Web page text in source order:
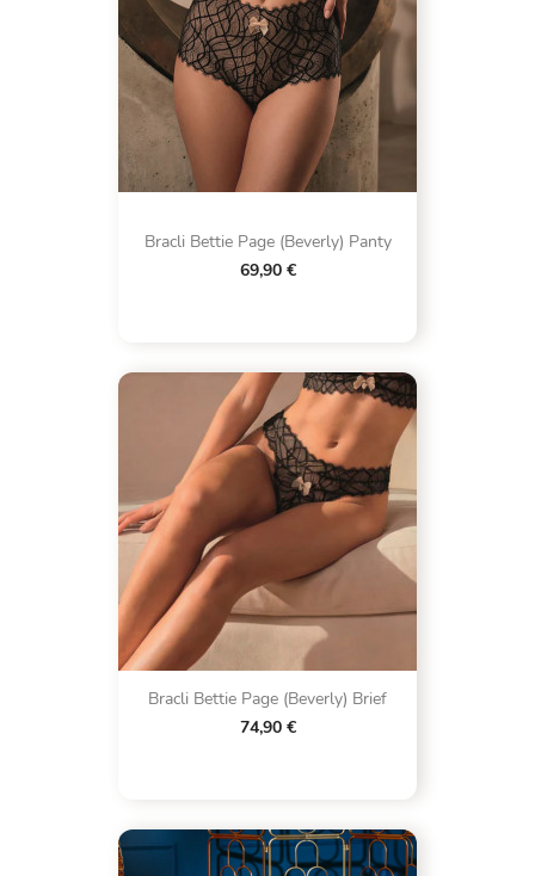
Bracli Bettie Page (Beverly) Panty
69,90 €
Bracli Bettie Page (Beverly) Brief
74,90 €